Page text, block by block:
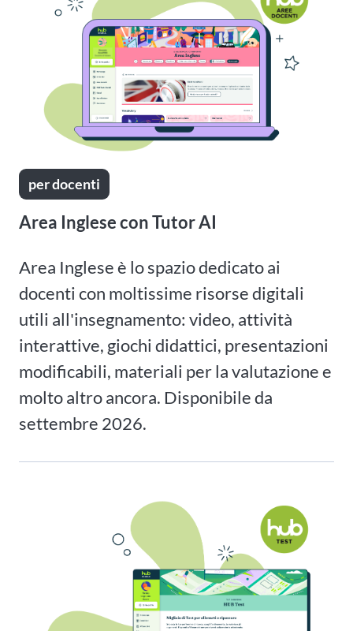
per docenti
Area Inglese con Tutor AI
Area Inglese è lo spazio dedicato ai
docenti con moltissime risorse digitali
utili all'insegnamento: video, attività
interattive, giochi didattici, presentazioni
modificabili, materiali per la valutazione e
molto altro ancora. Disponibile da
settembre 2026.